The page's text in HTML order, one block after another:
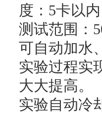
度：5卡以内
测试范围：
可自动加水
实验过程实
大大提高。
实验自动冷